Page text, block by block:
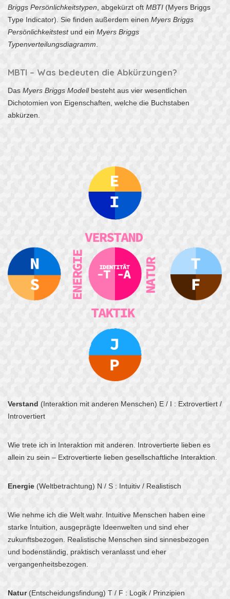
Briggs Persönlichkeitstypen, abgekürzt oft MBTI (Myers Briggs
Type Indicator). Sie finden außerdem einen Myers Briggs
Persönlichkeitstestund ein Myers Briggs
Typenverteilungsdiagramm.
MBTI – Was bedeuten die Abkürzungen?
Das Myers Briggs Modellbesteht aus vier wesentlichen
Dichotomien von Eigenschaften, welche die Buchstaben
abkürzen.
Verstand (Interaktion mit anderen Menschen) E / I : Extrovertiert /
Introvertiert
Wie trete ich in Interaktion mit anderen. Introvertierte lieben es
allein zu sein – Extrovertierte lieben gesellschaftliche Interaktion.
Energie (Weltbetrachtung) N / S : Intuitiv / Realistisch
Wie nehme ich die Welt wahr. Intuitive Menschen haben eine
starke Intuition, ausgeprägte Ideenwelten und sind eher
zukunftsbezogen. Realistische Menschen sind sinnesbezogen
und bodenständig, praktisch veranlasst und eher
vergangenheitsbezogen.
Natur(Entscheidungsfindung) T / F : Logik / Prinzipien